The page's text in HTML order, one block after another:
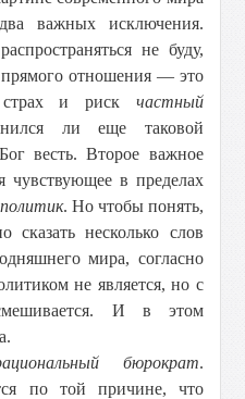
важных исключения.
не буду,
отношения — это
и риск частный
ли еще таковой
весть. Второе важное
чувствующее в пределах
политик. Но чтобы понять,
сказать несколько слов
мира, согласно
не является, но с
И в этом
бюрократ.
по той причине, что